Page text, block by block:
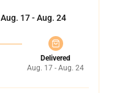
Aug. 17 - Aug. 24
Delivered
Aug. 17 - Aug. 24